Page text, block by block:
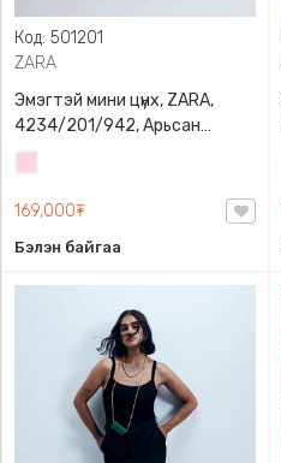
Код: 501201
ZARA
Эмэгтэй мини цүнх, ZARA,
4234/201/942, Арьсан
материалтай, LIMITED EDITION
OVAL LEATHER HANDBAG TRF
169,000₮
Бэлэн байгаа